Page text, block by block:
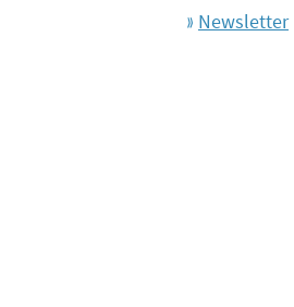
Newsletter